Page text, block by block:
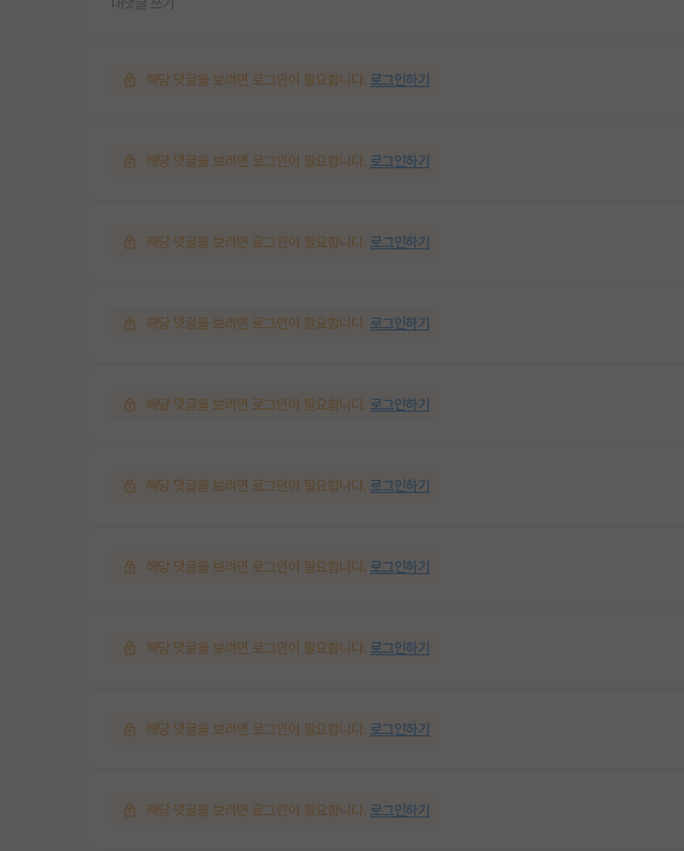
해당 댓글을 보려면 로그인이 필요합니다. 로그인하기
해당 댓글을 보려면 로그인이 필요합니다. 로그인하기
해당 댓글을 보려면 로그인이 필요합니다. 로그인하기
해당 댓글을 보려면 로그인이 필요합니다. 로그인하기
해당 댓글을 보려면 로그인이 필요합니다. 로그인하기
해당 댓글을 보려면 로그인이 필요합니다. 로그인하기
해당 댓글을 보려면 로그인이 필요합니다. 로그인하기
해당 댓글을 보려면 로그인이 필요합니다. 로그인하기
해당 댓글을 보려면 로그인이 필요합니다. 로그인하기
해당 댓글을 보려면 로그인이 필요합니다. 로그인하기